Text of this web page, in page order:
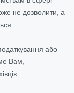
не дозволити, а
або
Вам,